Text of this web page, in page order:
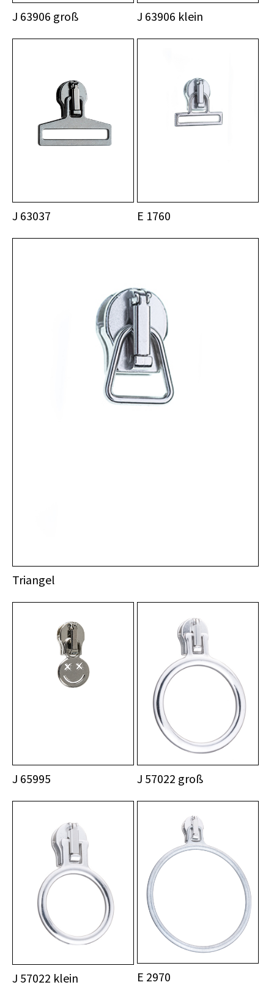
J 63906 groß J 63906 klein
J 63037 E 1760
Triangel
J 65995 J 57022 groß
J 57022 klein
E 2970